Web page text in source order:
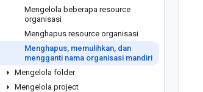
Mengelola beberapa resource
organisasi
Menghapus resource organisasi
Menghapus, memulihkan, dan
mengganti nama organisasi mandiri
Mengelola folder
Mengelola project